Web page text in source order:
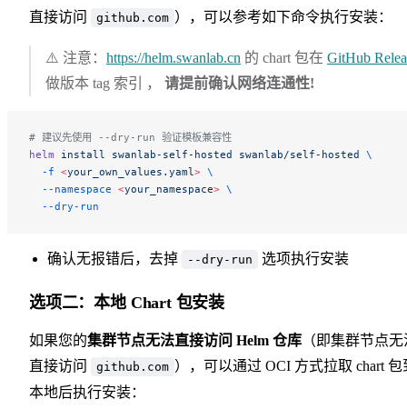
直接访问
github.com ），可以参考如下命令执行安装：
⚠️ 注意： https://helm.swanlab.cn 的 chart 包在 GitHub
做版本 tag 索引 ， 请提前确认网络连通性!
# 建议先使用 --dry-run 验证模板兼容性
helm install swanlab-self-hosted swanlab/self-hosted \
  -f
<your_own_values.yaml> \
  --namespace
<your_namespace> \
  --dry-run
确认无报错后，去掉 --dry-run 选项执行安装
选项二：本地 Chart 包安装
如果您的集群节点无法直接访问 Helm 仓库 （即集群节点无
直接访问
github.com ），可以通过 OCI 方式拉取 chart 包
本地后执行安装：